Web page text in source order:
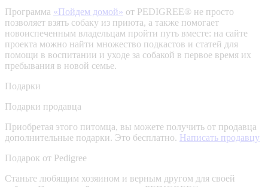
Программа «Пойдем домой» от PEDIGREE® не просто
позволяет взять собаку из приюта, а также помогает
новоиспеченным владельцам пройти путь вместе: на сайте
проекта можно найти множество подкастов и статей для
помощи в воспитании и уходе за собакой в первое время их
пребывания в новой семье.
Подарки
Подарки продавца
Приобретая этого питомца, вы можете получить от продавца
дополнительные подарки. Это бесплатно. Написать продавцу
Подарок от Pedigree
Станьте любящим хозяином и верным другом для своей